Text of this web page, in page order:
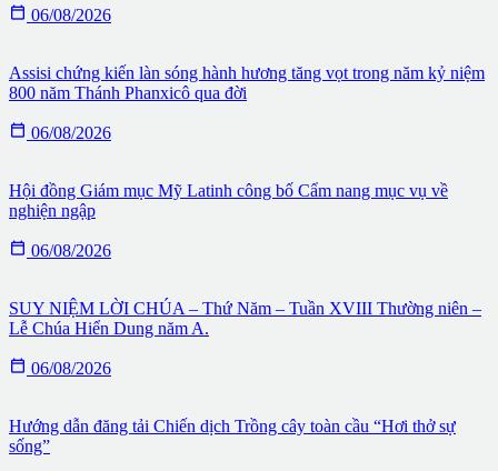
 06/08/2026
Assisi chứng kiến làn sóng hành hương tăng vọt trong năm kỷ niệm
800 năm Thánh Phanxicô qua đời
 06/08/2026
Hội đồng Giám mục Mỹ Latinh công bố Cẩm nang mục vụ về
nghiện ngập
 06/08/2026
SUY NIỆM LỜI CHÚA – Thứ Năm – Tuần XVIII Thường niên –
Lễ Chúa Hiển Dung năm A.
 06/08/2026
Hướng dẫn đăng tải Chiến dịch Trồng cây toàn cầu “Hơi thở sự
sống”